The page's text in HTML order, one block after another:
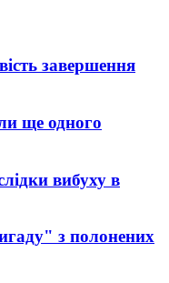
завершення
ще одного
вибуху в
з полонених